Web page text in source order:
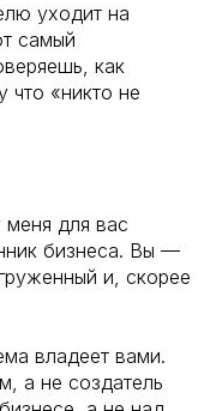
уходит на
самый
как
что «никто не
для вас
бизнеса. Вы —
и, скорее
владеет вами.
а не создатель